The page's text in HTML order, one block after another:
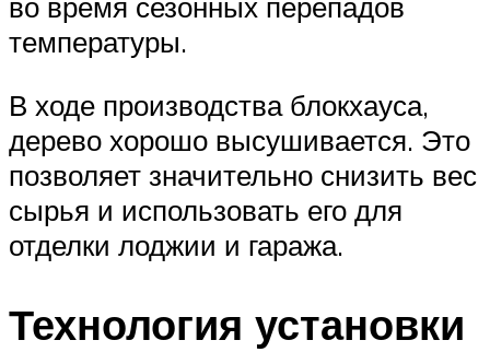
температуры.
В ходе производства блокхауса,
дерево хорошо высушивается. Это
позволяет значительно снизить вес
сырья и использовать его для
отделки лоджии и гаража.
Технология установки